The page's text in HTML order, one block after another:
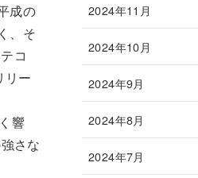
成の
、そ
コ
リー
響
さな
2024年11月
2024年10月
2024年9月
2024年8月
2024年7月